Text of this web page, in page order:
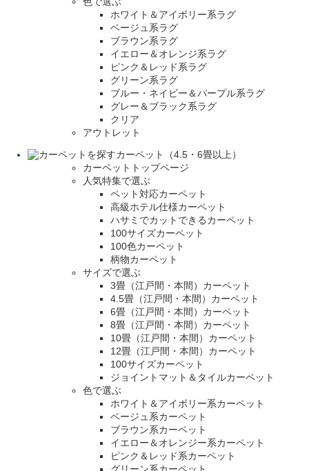
ホワイト＆アイボリー系ラグ
ベージュ系ラグ
ブラウン系ラグ
イエロー＆オレンジ系ラグ
ピンク＆レッド系ラグ
グリーン系ラグ
ブルー・ネイビー＆パープル系ラグ
グレー＆ブラック系ラグ
クリア
アウトレット
カーペット（4.5・6畳以上）
カーペットトップページ
人気特集で選ぶ
ペット対応カーペット
高級ホテル仕様カーペット
ハサミでカットできるカーペット
100サイズカーペット
100色カーペット
柄物カーペット
サイズで選ぶ
3畳（江戸間・本間）カーペット
4.5畳（江戸間・本間）カーペット
6畳（江戸間・本間）カーペット
8畳（江戸間・本間）カーペット
10畳（江戸間・本間）カーペット
12畳（江戸間・本間）カーペット
100サイズカーペット
ジョイントマット＆タイルカーペット
色で選ぶ
ホワイト＆アイボリー系カーペット
ベージュ系カーペット
ブラウン系カーペット
イエロー＆オレンジー系カーペット
ピンク＆レッド系カーペット
グリーン系カーペット